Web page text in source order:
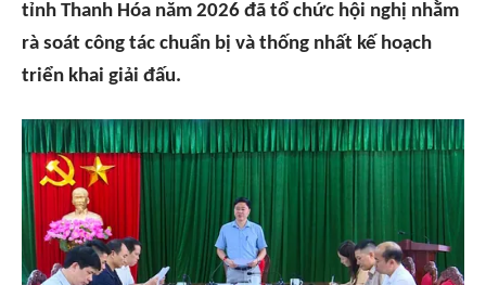
tỉnh Thanh Hóa năm 2026 đã tổ chức hội nghị nhằm
rà soát công tác chuẩn bị và thống nhất kế hoạch
triển khai giải đấu.